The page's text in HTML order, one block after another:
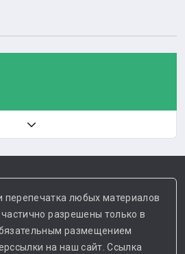
перепечатка любых материалов
разрешены только в
размещением
на наш сайт. Ссылка